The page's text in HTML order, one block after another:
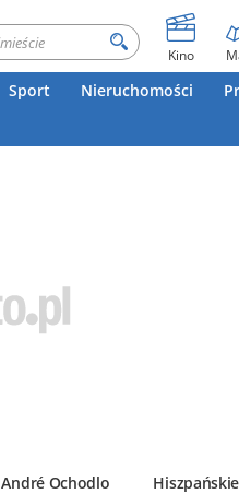
Kino
Sport Nieruchomości
André Ochodlo